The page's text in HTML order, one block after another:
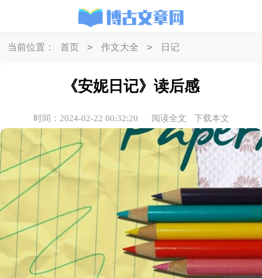
当前位置： 首页 > 作文大全 > 日记
《安妮日记》读后感
时间：2024-02-22 00:32:20 阅读全文 下载本文